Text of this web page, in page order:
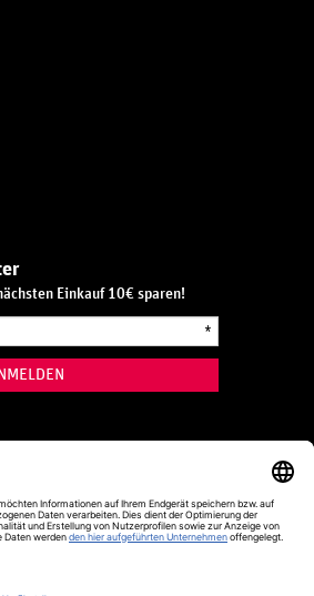
Einkauf 10€ sparen!
*
(D)
Festnetz